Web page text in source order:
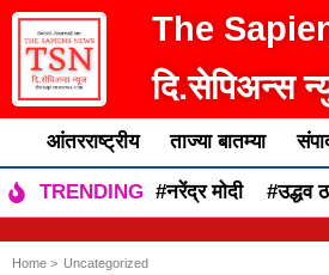
The
दि.सेपिअन्स
आंतरराष्ट्रीय ताज्या बातम्या
TRENDING #नरेंद्र मोदी #उद्धव
Home > Uncategorized